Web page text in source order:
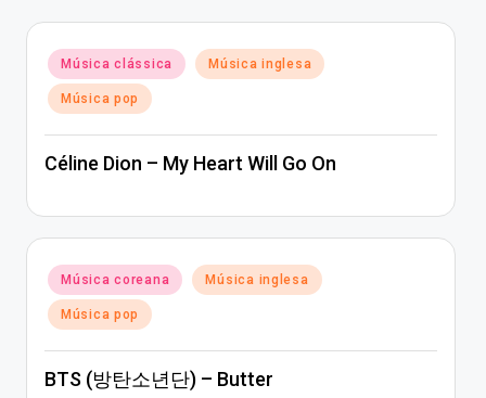
Posted
in
Música clássica Música inglesa
Música pop
Céline Dion – My Heart Will Go On
Posted
in
Música coreana Música inglesa
Música pop
BTS (방탄소년단) – Butter